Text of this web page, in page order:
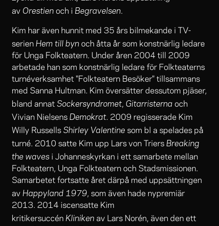
av Orestien och i Begravelsen.
Kim har även hunnit med 35 års bilmekande i TV-
serien Hem till byn och åtta år som konstnärlig ledare
för Unga Folkteatern. Under åren 2004 till 2009
arbetade han som konstnärlig ledare för Folkteaterns
turnéverksamhet "Folkteatern Besöker" tillsammans
med Sanna Hultman. Kim översätter dessutom pjäser,
bland annat Sockersyndromet, Gitarristerna och
Vivian Nielsens Demokrat. 2009 regisserade Kim
Willy Russells Shirley Valentine som bl a spelades på
turné. 2010 satte Kim upp Lars von Triers Breaking
the waves i Johanneskyrkan i ett samarbete mellan
Folkteatern, Unga Folkteatern och Stadsmissionen.
Samarbetet fortsatte året därpå med uppsättningen
av Happyland 1979, som även hade nypremiär
2013. 2014 iscensatte Kim
kritikersuccén Kliniken av Lars Norén, även den ett